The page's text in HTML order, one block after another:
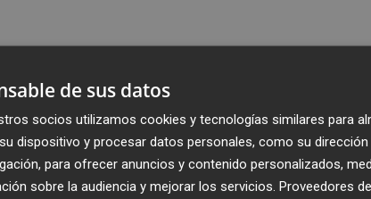
de sus datos
socios utilizamos cookies y tecnologías similares para
dispositivo y procesar datos personales, como su dirección
para ofrecer anuncios y contenido personalizados,
sobre la audiencia y mejorar los servicios. Proveedores